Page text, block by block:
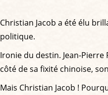
Christian Jacob a été élu
politique.
Ironie du destin. Jean-
côté de sa fixité chinoise,
Mais Christian Jacob !